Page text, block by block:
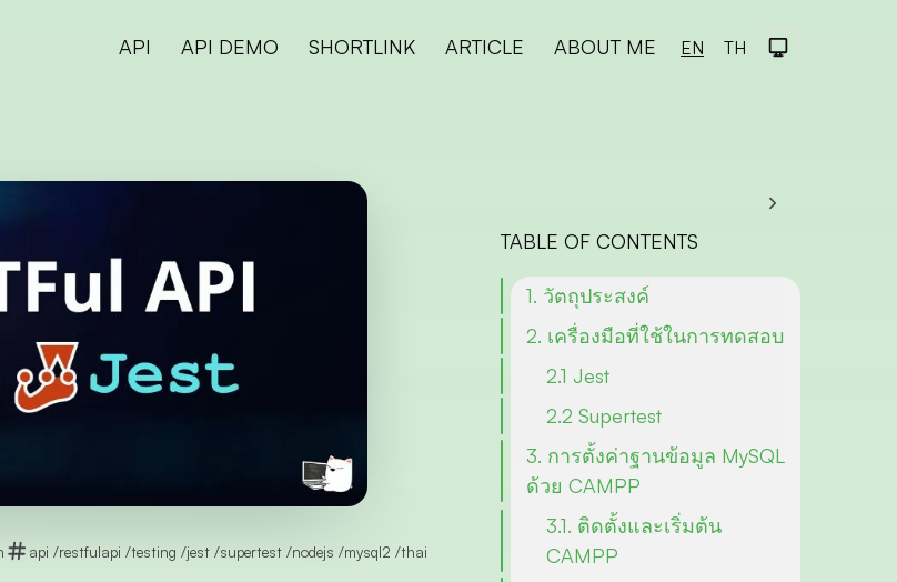
API API DEMO SHORTLINK ARTICLE ABOUT ME EN TH Dark Theme
TABLE OF CONTENTS
1. วัตถุประสงค์
2. เครื่องมือที่ใช้ในการทดสอบ
2.1 Jest
2.2 Supertest
3. การตั้งค่าฐานข้อมูล MySQL
ด้วย CAMPP
3.1. ติดตั้งและเริ่มต้น
CAMPP
api /restfulapi /testing /jest /supertest /nodejs /mysql2 /thai